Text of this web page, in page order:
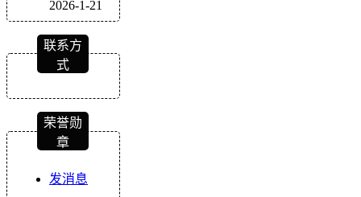
2026-1-21
联系方
式
荣誉勋
章
发消息